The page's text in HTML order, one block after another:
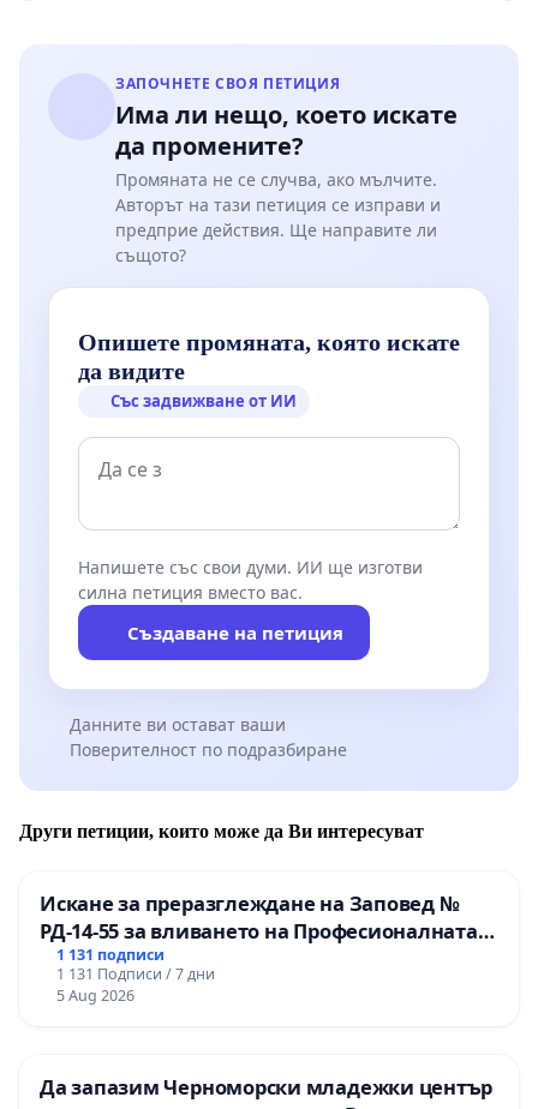
ЗАПОЧНЕТЕ СВОЯ ПЕТИЦИЯ
Има ли нещо, което искате
да промените?
Промяната не се случва, ако мълчите.
Авторът на тази петиция се изправи и
предприе действия. Ще направите ли
същото?
Опишете промяната, която искате
да видите
Със задвижване от ИИ
Напишете със свои думи. ИИ ще изготви
силна петиция вместо вас.
Създаване на петиция
Данните ви остават ваши
Поверителност по подразбиране
Други петиции, които може да Ви интересуват
Искане за преразглеждане на Заповед №
РД-14-55 за вливането на Професионалната
гимназия по промишлени технологии в
Професионалната гимназия по икономика и
мениджмънт – гр. Пазарджик
1 131 подписи
1 131 Подписи / 7 дни
5 Aug 2026
Да запазим Черноморски младежки център